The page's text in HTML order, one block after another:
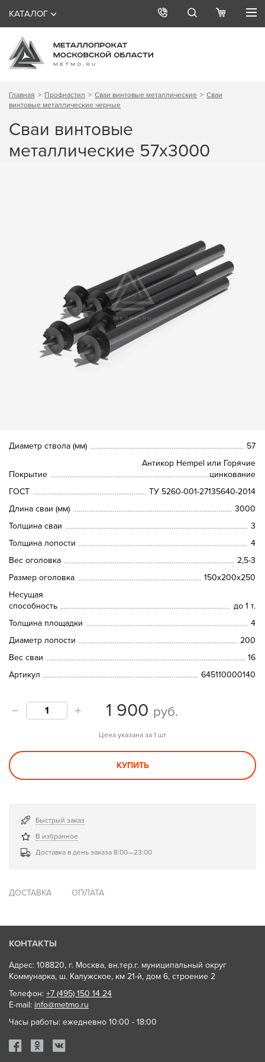
КАТАЛОГ
Главная Профнастил Сваи винтовые металлические
Сваи
винтовые металлические черные
Сваи винтовые
металлические 57х3000
Диаметр ствола (мм) 57
Покрытие
Антикор Hempel или Горячие
цинкование
ГОСТ
ТУ 5260-001-27135640-2014
Длина сваи (мм)
3000
Толщина сваи
3
Толщина лопости
4
Вес оголовка
2,5-3
Размер оголовка
150х200х250
Несущая
способность
до 1 т.
Толщина площадки
4
Диаметр лопости
200
Вес сваи
16
Артикул
645110000140
1 900 руб.
Цена указана за 1 шт
КУПИТЬ
Быстрый заказ
В избранное
Доставка в день заказа 8:00—23:00
ДОСТАВКА ОПЛАТА
КОНТАКТЫ
Адрес: 108820, г. Москва, вн.тер.г. муниципальный округ
Коммунарка, ш. Калужское, км 21-й, дом 6, строение 2
Телефон: +7 (495) 150 14 24
E-mail: info@metmo.ru
Часы работы: ежедневно 10:00 - 18:00